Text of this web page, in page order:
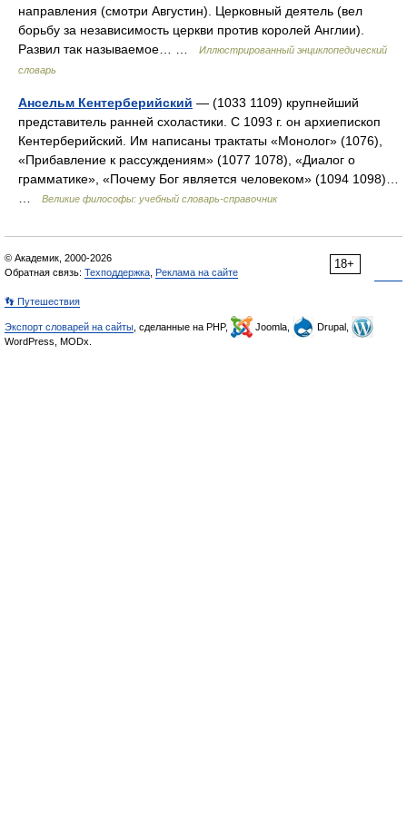
направления (смотри Августин). Церковный деятель (вел
борьбу за независимость церкви против королей Англии).
Развил так называемое… …
Иллюстрированный энциклопедический
словарь
Ансельм Кентерберийский — (1033 1109) крупнейший
представитель ранней схоластики. С 1093 г. он архиепископ
Кентерберийский. Им написаны трактаты «Монолог» (1076),
«Прибавление к рассуждениям» (1077 1078), «Диалог о
грамматике», «Почему Бог является человеком» (1094 1098)…
Великие философы: учебный словарь-справочник
18+
© Академик, 2000-2026
Обратная связь: Техподдержка Реклама на сайте
👣 Путешествия
Экспорт словарей на сайты , сделанные на PHP, Joomla,
Drupal,
WordPress, MODx.